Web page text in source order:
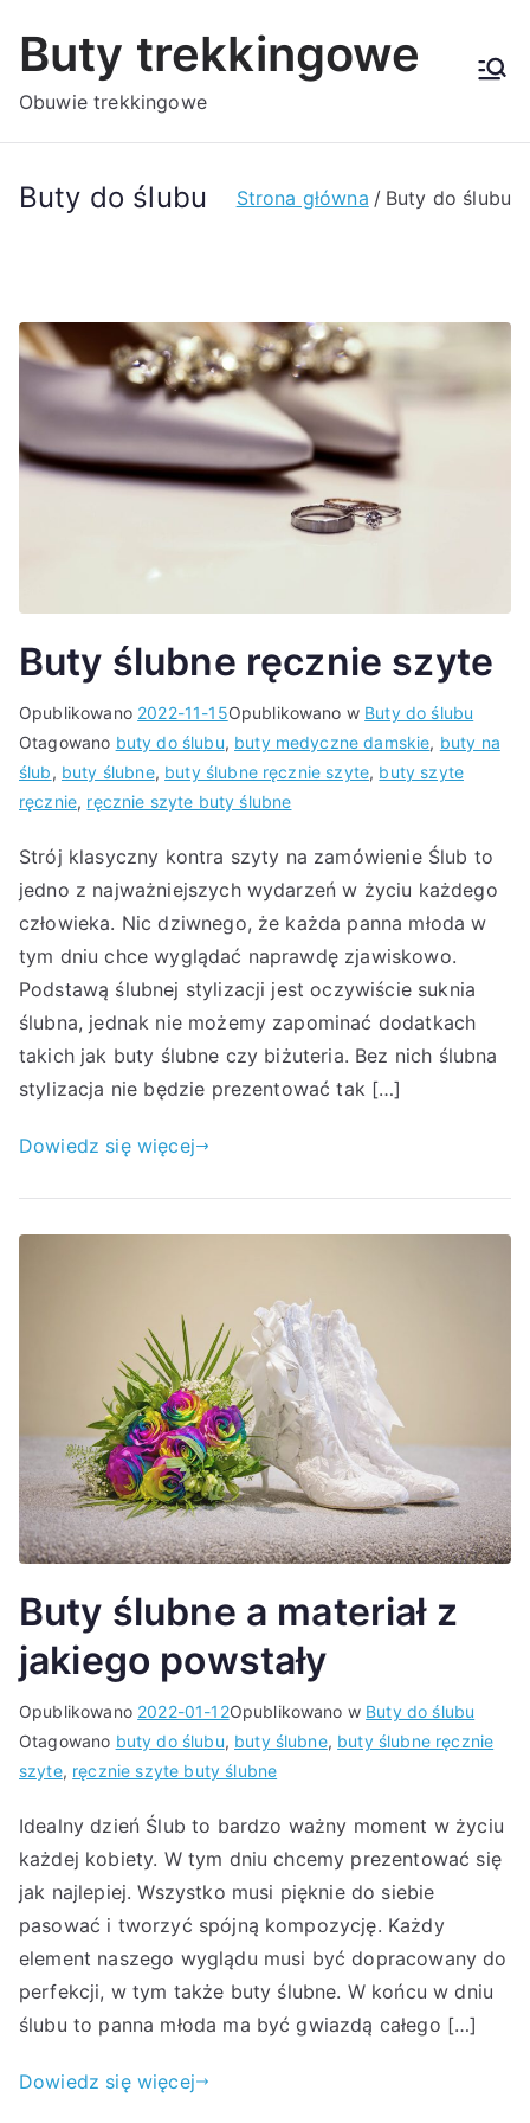
Buty trekkingowe
Obuwie trekkingowe
Buty do ślubu Strona główna Buty do ślubu
Buty ślubne ręcznie szyte
Opublikowano 2022-11-15Opublikowano w Buty do ślubu
Otagowano buty do ślubu, buty medyczne damskie, buty na
ślub, buty ślubne, buty ślubne ręcznie szyte, buty szyte
ręcznie, ręcznie szyte buty ślubne
Strój klasyczny kontra szyty na zamówienie Ślub to
jedno z najważniejszych wydarzeń w życiu każdego
człowieka. Nic dziwnego, że każda panna młoda w
tym dniu chce wyglądać naprawdę zjawiskowo.
Podstawą ślubnej stylizacji jest oczywiście suknia
ślubna, jednak nie możemy zapominać dodatkach
takich jak buty ślubne czy biżuteria. Bez nich ślubna
stylizacja nie będzie prezentować tak […]
Dowiedz się więcej
Buty ślubne a materiał z
jakiego powstały
Opublikowano 2022-01-12Opublikowano w Buty do ślubu
Otagowano buty do ślubu, buty ślubne, buty ślubne ręcznie
szyte, ręcznie szyte buty ślubne
Idealny dzień Ślub to bardzo ważny moment w życiu
każdej kobiety. W tym dniu chcemy prezentować się
jak najlepiej. Wszystko musi pięknie do siebie
pasować i tworzyć spójną kompozycję. Każdy
element naszego wyglądu musi być dopracowany do
perfekcji, w tym także buty ślubne. W końcu w dniu
ślubu to panna młoda ma być gwiazdą całego […]
Dowiedz się więcej